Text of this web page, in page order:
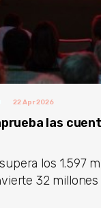
22 Apr 2026
las
los 1.597
32 millones